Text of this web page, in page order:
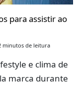
para assistir ao
minutos de leitura
e clima de
marca durante